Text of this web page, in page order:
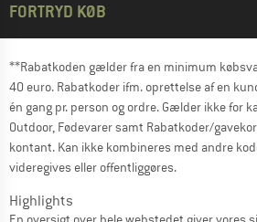
FORTRYD KØB
**Rabatkoden gælder fra en minimum
40 euro. Rabatkoder ifm. oprettelse af en
én gang pr. person og ordre. Gælder ikke for
Outdoor, Fødevarer samt Rabatkoder/
kontant. Kan ikke kombineres med andre
videregives eller offentliggøres.
Highlights